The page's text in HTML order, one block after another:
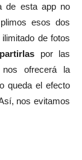
de esta app no
esos dos
de fotos
por las
nos ofrecerá la
queda el efecto
nos evitamos